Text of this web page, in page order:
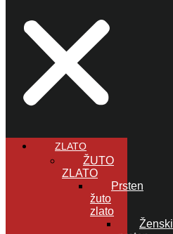
ZLATO
ŽUTO
ZLATO
Prsten
žuto
zlato
Ženski